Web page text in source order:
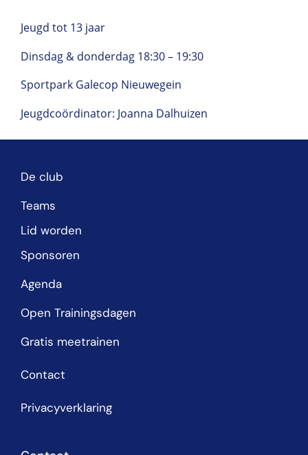
Jeugd tot 13 jaar
Dinsdag & donderdag 18:30 – 19:30
Sportpark Galecop Nieuwegein
Jeugdcoördinator: Joanna Dalhuizen
De club
Teams
Lid worden
Sponsoren
Agenda
Open Trainingsdagen
Gratis meetrainen
Contact
Privacyverklaring